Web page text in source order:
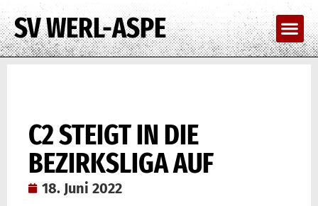
SV WERL-ASPE
C2 STEIGT IN DIE
BEZIRKSLIGA AUF
18. Juni 2022